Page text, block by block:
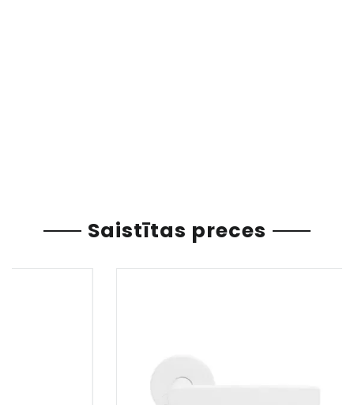
Saistītas preces